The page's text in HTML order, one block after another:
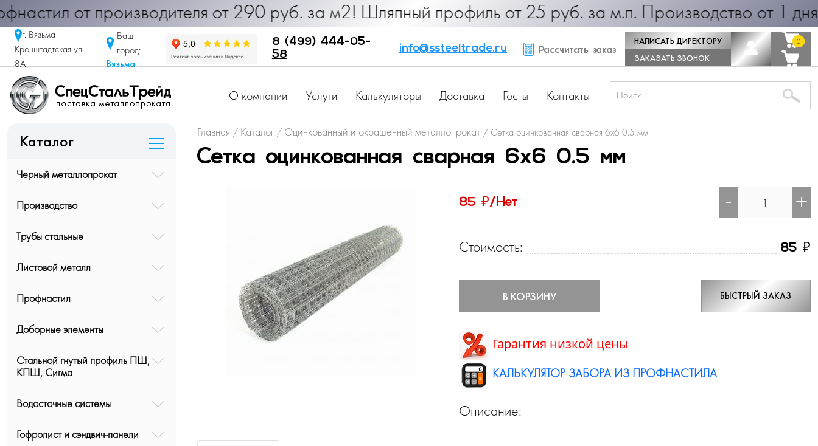
от производителя от 290 руб. за м2! Шляпный профиль от 25 руб. за м.п. Производство от 1
г. Вязьма
Кронштадтская ул.,
8А
Ваш
город:
Вязьма
8 (499) 444-05-
58
info@ssteeltrade.ru Рассчитать заказ
НАПИСАТЬ ДИРЕКТОРУ
ЗАКАЗАТЬ ЗВОНОК
0
0
О компании Услуги Калькуляторы Доставка Госты Контакты
Каталог
Черный металлопрокат
Производство
Трубы стальные
Листовой металл
Профнастил
Доборные элементы
Стальной гнутый профиль ПШ,
КПШ, Сигма
Водосточные системы
Гофролист и сэндвич-панели
Главная / Каталог / Оцинкованный и окрашенный металлопрокат / Сетка оцинкованная сварная 6х6 0.5 мм
Сетка оцинкованная сварная 6х6 0.5 мм
85 ₽/Нет - +
Стоимость: 85 ₽
В КОРЗИНУ БЫСТРЫЙ ЗАКАЗ
Гарантия низкой цены
КАЛЬКУЛЯТОР ЗАБОРА ИЗ ПРОФНАСТИЛА
Описание: